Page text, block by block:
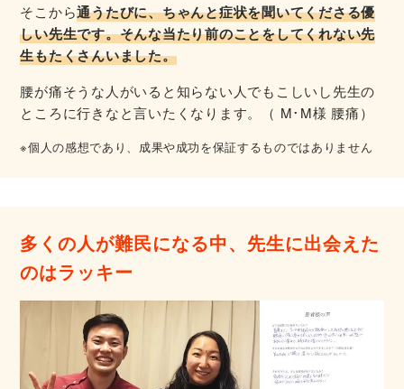
そこから通うたびに、ちゃんと症状を聞いてくださる優
しい先生です。そんな当たり前のことをしてくれない先
生もたくさんいました。
腰が痛そうな人がいると知らない人でもこしいし先生の
ところに行きなと言いたくなります。（ M･M様 腰痛）
※個人の感想であり、成果や成功を保証するものではありません
多くの人が難民になる中、先生に出会えた
のはラッキー